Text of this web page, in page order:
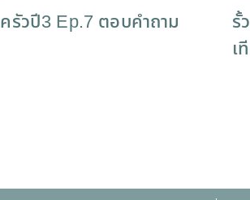
รัวปี3 Ep.7 ตอบคำถาม
รั้
เ